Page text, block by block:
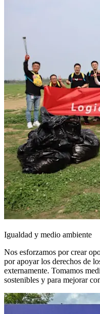
Igualdad y medio ambiente
Nos esforzamos por crear
por apoyar los derechos de
externamente. Tomamos
sostenibles y para mejorar